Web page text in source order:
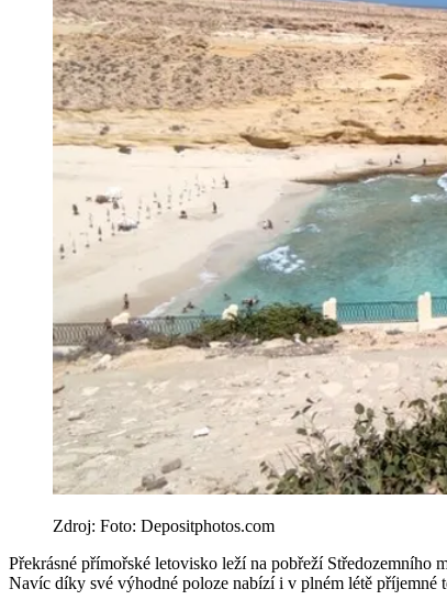
Zdroj: Foto: Depositphotos.com
Překrásné přímořské letovisko leží na pobřeží Středozemního
Navíc díky své výhodné poloze nabízí i v plném létě příjemné